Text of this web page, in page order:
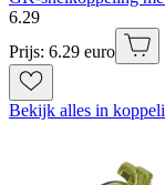
6.29
Prijs: 6.29 euro
Bekijk alles in